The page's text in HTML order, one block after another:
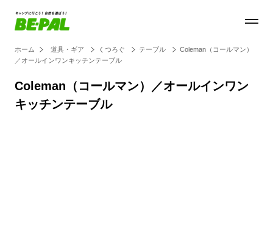
ホーム 道具・ギア くつろぐ テーブル
Coleman（コールマン）
／オールインワンキッチンテーブル
Coleman（コールマン）／オールインワン
キッチンテーブル